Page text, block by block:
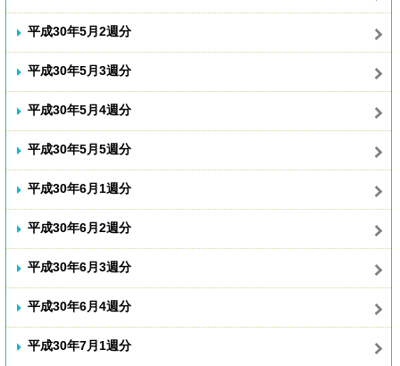
平成30年5月2週分
平成30年5月3週分
平成30年5月4週分
平成30年5月5週分
平成30年6月1週分
平成30年6月2週分
平成30年6月3週分
平成30年6月4週分
平成30年7月1週分